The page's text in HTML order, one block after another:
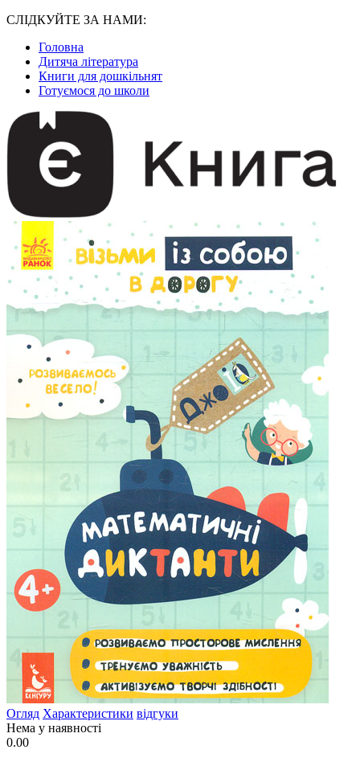
СЛІДКУЙТЕ ЗА НАМИ:
Головна
Дитяча література
Книги для дошкільнят
Готуємося до школи
Огляд Характеристики відгуки
Нема у наявності
0.00